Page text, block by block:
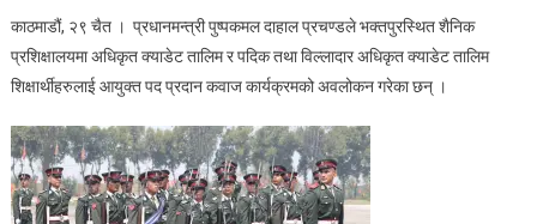
प्रचण्डद्वारा
सैनिक
कवाज
काठमाडौं, २९ चैत । प्रधानमन्त्री पुष्पकमल दाहाल प्रचण्डले भक्तपुरस्थित शैनिक
प्रशिक्षालयमा अधिकृत क्याडेट तालिम र पदिक तथा विल्लादार अधिकृत क्याडेट तालिम
शिक्षार्थीहरुलाई आयुक्त पद प्रदान कवाज कार्यक्रमको अवलोकन गरेका छन् ।